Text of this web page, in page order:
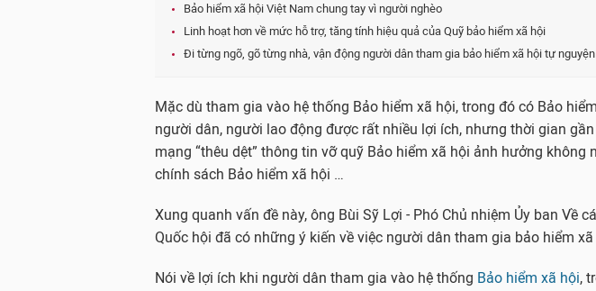
Bảo hiểm xã hội Việt Nam chung tay vì người nghèo
Linh hoạt hơn về mức hỗ trợ, tăng tính hiệu quả của Quỹ bảo hiểm xã hội
Đi từng ngõ, gõ từng nhà, vận động người dân tham gia bảo hiểm xã hội tự nguyện
Mặc dù tham gia vào hệ thống Bảo hiểm xã hội, trong đó có Bảo
người dân, người lao động được rất nhiều lợi ích, nhưng thời gian
mạng “thêu dệt” thông tin vỡ quỹ Bảo hiểm xã hội ảnh hưởng không
chính sách Bảo hiểm xã hội …
Xung quanh vấn đề này, ông Bùi Sỹ Lợi - Phó Chủ nhiệm Ủy ban Về
Quốc hội đã có những ý kiến về việc người dân tham gia bảo hiểm xã
Nói về lợi ích khi người dân tham gia vào hệ thống Bảo hiểm xã hội,